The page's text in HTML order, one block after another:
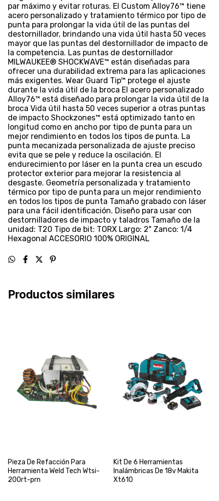
par máximo y evitar roturas. El Custom Alloy76™ tiene
acero personalizado y tratamiento térmico por tipo de
punta para prolongar la vida útil de las puntas del
destornillador, brindando una vida útil hasta 50 veces
mayor que las puntas del destornillador de impacto de
la competencia. Las puntas de destornillador
MILWAUKEE® SHOCKWAVE™ están diseñadas para
ofrecer una durabilidad extrema para las aplicaciones
más exigentes. Wear Guard Tip™ protege el ajuste
durante la vida útil de la broca El acero personalizado
Alloy76™ está diseñado para prolongar la vida útil de la
broca Vida útil hasta 50 veces superior a otras puntas
de impacto Shockzones™ está optimizado tanto en
longitud como en ancho por tipo de punta para un
mejor rendimiento en todos los tipos de punta. La
punta mecanizada personalizada de ajuste preciso
evita que se pele y reduce la oscilación. El
endurecimiento por láser en la punta crea un escudo
protector exterior para mejorar la resistencia al
desgaste. Geometría personalizada y tratamiento
térmico por tipo de punta para un mejor rendimiento
en todos los tipos de punta Tamaño grabado con láser
para una fácil identificación. Diseño para usar con
destornilladores de impacto y taladros Tamaño de la
unidad: T20 Tipo de bit: TORX Largo: 2" Zanco: 1/4
Hexagonal ACCESORIO 100% ORIGINAL
Productos similares
Pieza De Refacción Para
Herramienta Weld Tech Wtsi-
200rt-prn
Kit De 6 Herramientas
Inalámbricas De 18v Makita
Xt610